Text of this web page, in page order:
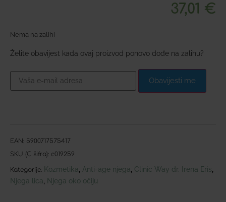
37,01 €
Nema na zalihi
Želite obavijest kada ovaj proizvod ponovo dođe na zalihu?
Obavijesti me
EAN: 5900717575417
SKU (C šifra): c019259
Kategorije: Kozmetika Anti-age njega Clinic Way dr. Irena Eris
Njega lica Njega oko očiju